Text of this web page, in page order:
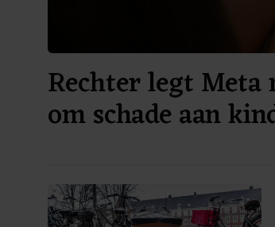
Rechter legt Meta
om schade aan